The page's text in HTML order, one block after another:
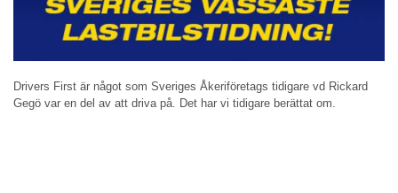
Drivers First är något som Sveriges Åkeriföretags tidigare vd Rickard
Gegö var en del av att driva på. Det har vi tidigare berättat om.